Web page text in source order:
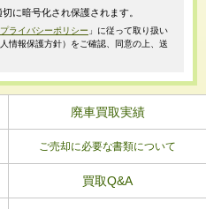
に暗号化され保護されます。
プライバシーポリシー 」に従って取り扱い
情報保護方針）をご確認、同意の上、送
廃車買取実績
ご売却に必要な書類について
買取Q&A